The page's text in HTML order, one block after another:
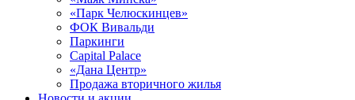
«Парк Челюскинцев»
ФОК Вивальди
Паркинги
Capital Palace
«Дана Центр»
Продажа вторичного жилья